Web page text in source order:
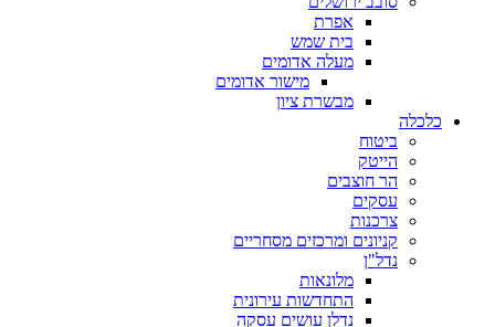
אפרת
בית שמש
מעלה אדומים
מישור אדומים
מבשרת ציון
כלכלה
ביטוח
הייטק
הר חוצבים
עסקים
צרכנות
קניונים ומרכזים מסחריים
נדל"ן
מלונאות
התחדשות עירונית
נדלן עושים עסקה